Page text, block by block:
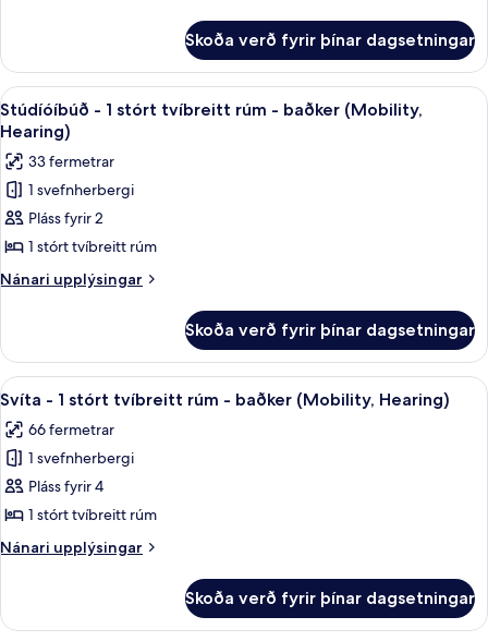
-
baðker
(Mobility,
Hearing)
-
stórt
tvíbreitt
baðker
(Mobility,
Hearing)
Skoða verð fyrir þínar dagsetningar
Skoða
allar
myndir
fyrir
Stúdíóíbúð
-
1
stórt
-
baðker
(Mobility,
Hearing)
Rúmföt af bestu gerð, dúnsængur,
6
Stúdíóíbúð - 1 stórt tvíbreitt rúm - baðker (Mobility,
Hearing)
33 fermetrar
1 svefnherbergi
Pláss fyrir 2
1 stórt tvíbreitt rúm
Nánari upplýsingar
Nánari
-
stórt
rúm
(Mobility,
Hearing)
Skoða verð fyrir þínar dagsetningar
Skoða
allar
myndir
fyrir
Svíta
-
1
stórt
rúm
Rúmföt af bestu gerð, dúnsængur,
9
Svíta - 1 stórt tvíbreitt rúm - baðker (Mobility, Hearing)
66 fermetrar
1 svefnherbergi
Pláss fyrir 4
1 stórt tvíbreitt rúm
Nánari upplýsingar
Nánari
-
Skoða verð fyrir þínar dagsetningar